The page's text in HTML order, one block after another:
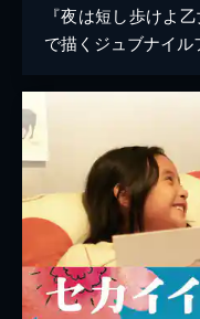
『夜は短し歩けよ
で描くジュブナイル